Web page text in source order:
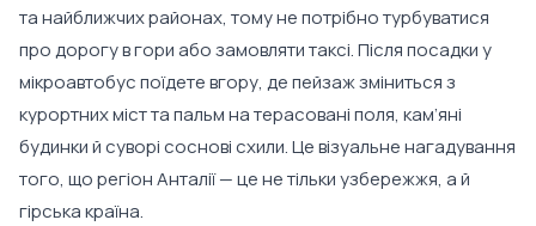
та найближчих районах, тому не потрібно турбуватися
про дорогу в гори або замовляти таксі. Після посадки у
мікроавтобус поїдете вгору, де пейзаж зміниться з
курортних міст та пальм на терасовані поля, кам’яні
будинки й суворі соснові схили. Це візуальне нагадування
того, що регіон Анталії — це не тільки узбережжя, а й
гірська країна.